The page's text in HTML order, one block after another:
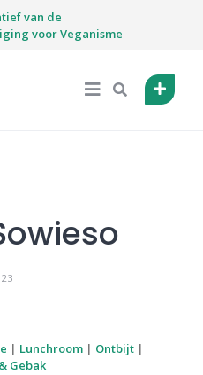
van de
voor Veganisme
| Lunchroom | Ontbijt |
Gebak